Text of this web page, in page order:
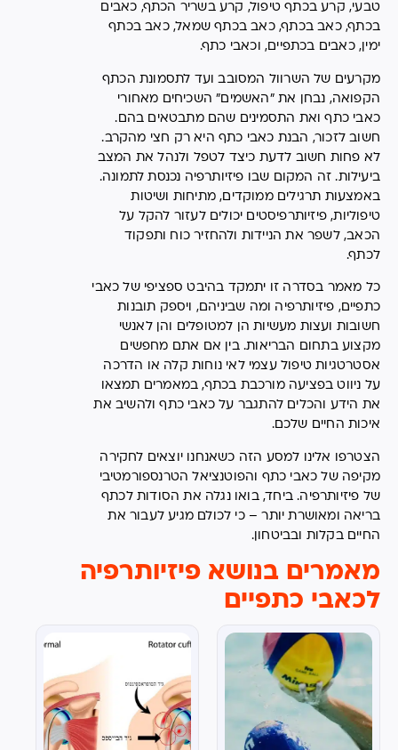
טבעי, קרע בכתף טיפול, קרע בשריר הכתף, כאבים
בכתף, כאב בכתף, כאב בכתף שמאל, כאב בכתף
ימין, כאבים בכתפיים, וכאבי כתף.
מקרעים של השרוול המסובב ועד לתסמונת הכתף
הקפואה, נבחן את "האשמים" השכיחים מאחורי
כאבי כתף ואת התסמינים שהם מתבטאים בהם.
חשוב לזכור, הבנת כאבי כתף היא רק חצי מהקרב.
לא פחות חשוב לדעת כיצד לטפל ולנהל את המצב
ביעילות. זה המקום שבו פיזיותרפיה נכנסת לתמונה.
באמצעות תרגילים ממוקדים, מתיחות ושיטות
טיפוליות, פיזיותרפיסטים יכולים לעזור להקל על
הכאב, לשפר את הניידות ולהחזיר כוח ותפקוד
לכתף.
כל מאמר בסדרה זו יתמקד בהיבט ספציפי של כאבי
כתפיים, פיזיותרפיה ומה שביניהם, ויספק תובנות
חשובות ועצות מעשיות הן למטופלים והן לאנשי
מקצוע בתחום הבריאות. בין אם אתם מחפשים
אסטרטגיות טיפול עצמי לאי נוחות קלה או הדרכה
על ניווט בפציעה מורכבת בכתף, במאמרים תמצאו
את הידע והכלים להתגבר על כאבי כתף ולהשיב את
איכות החיים שלכם.
הצטרפו אלינו למסע הזה כשאנחנו יוצאים לחקירה
מקיפה של כאבי כתף והפוטנציאל הטרנספורמטיבי
של פיזיותרפיה. ביחד, בואו נגלה את הסודות לכתף
בריאה ומאושרת יותר – כי לכולם מגיע לעבור את
החיים בקלות ובביטחון.
מאמרים בנושא פיזיותרפיה
לכאבי כתפיים